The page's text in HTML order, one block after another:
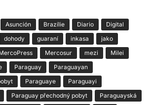
Asunción Brazílie Diario
Digital
dohody guaraní inkasa
jako
Mercosur mezi
Milei
Paraguay
Paraguayan
Paraguaye
Paraguayi
Paraguay přechodný pobyt
Paraguayská